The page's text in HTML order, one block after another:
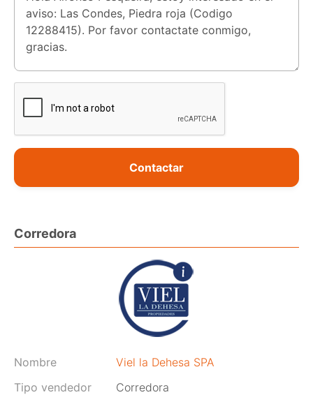
Contactar
Corredora
Nombre
Viel la Dehesa SPA
Tipo vendedor
Corredora